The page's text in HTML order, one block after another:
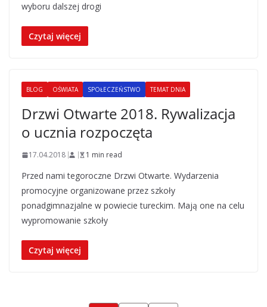
wyboru dalszej drogi
Czytaj więcej
BLOG OŚWIATA SPOŁECZEŃSTWO TEMAT DNIA
Drzwi Otwarte 2018. Rywalizacja
o ucznia rozpoczęta
17.04.2018 1 min read
Przed nami tegoroczne Drzwi Otwarte. Wydarzenia
promocyjne organizowane przez szkoły
ponadgimnazjalne w powiecie tureckim. Mają one na celu
wypromowanie szkoły
Czytaj więcej